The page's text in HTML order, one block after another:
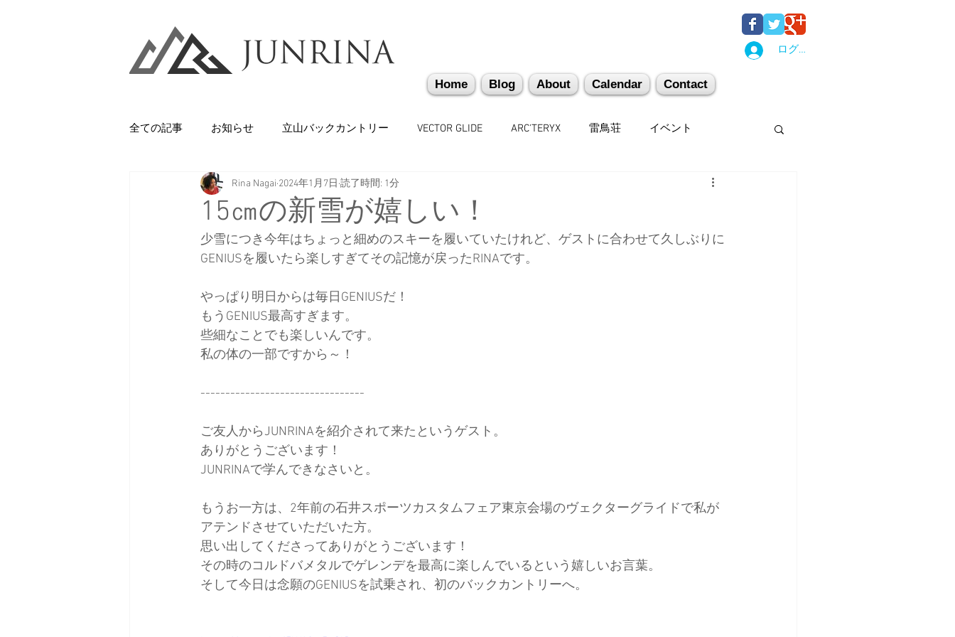
ログイン
Home Blog About Calendar Contact
全ての記事 お知らせ 立山バックカントリー VECTOR GLIDE ARC'TERYX 雷鳥荘 イベント
Backcountry 八甲田山 かぐらバックカントリー
石井スポーツ 休日 美味しいもの バックカントリーギア 山道具 勉強会 机上講習 登山
剱岳・立山連峰 西上州の山々 日本雪崩ネットワーク
日本バックカントリースキーガイド協会
15㎝の新雪が嬉しい！
Rina Nagai 2024年1月7日 読了時間: 1分
少雪につき今年はちょっと細めのスキーを履いていたけれど、ゲストに合わせて久しぶりに
GENIUSを履いたら楽しすぎてその記憶が戻ったRINAです。
やっぱり明日からは毎日GENIUSだ！
もうGENIUS最高すぎます。
些細なことでも楽しいんです。
私の体の一部ですから～！
---------------------------------
ご友人からJUNRINAを紹介されて来たというゲスト。
ありがとうございます！
JUNRINAで学んできなさいと。
もうお一方は、2年前の石井スポーツカスタムフェア東京会場のヴェクターグライドで私が
アテンドさせていただいた方。
思い出してくださってありがとうございます！
その時のコルドバメタルでゲレンデを最高に楽しんでいるという嬉しいお言葉。
そして今日は念願のGENIUSを試乗され、初のバックカントリーへ。